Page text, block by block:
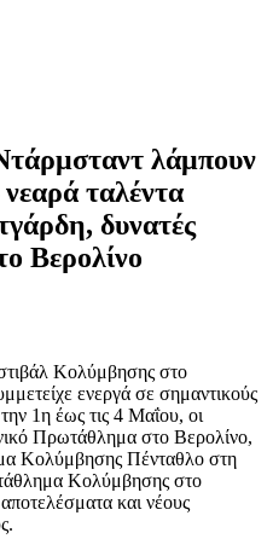
λάμπουν
ταλέντα
δυνατές
Βερολίνο
Κολύμβησης στο
ενεργά σε σημαντικούς
1η έως τις 4 Μαΐου, οι
Πρωτάθλημα στο Βερολίνο,
Κολύμβησης Πένταθλο στη
Κολύμβησης στο
και νέους